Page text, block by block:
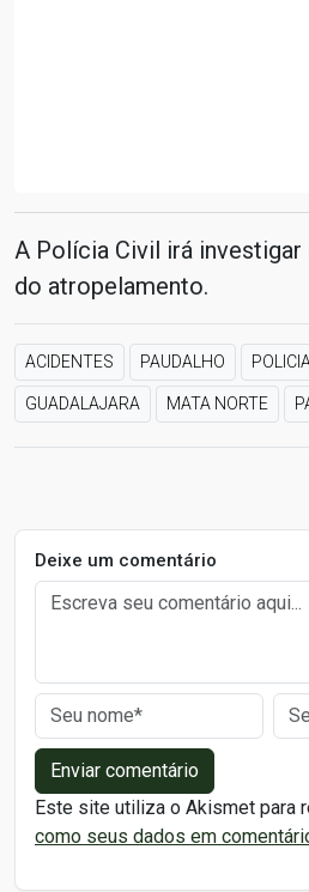
A Polícia Civil irá investigar
do atropelamento.
ACIDENTES PAUDALHO POLICIAL
GUADALAJARA MATA NORTE
Deixe um comentário
Enviar comentário
Este site utiliza o Akismet para
como seus dados em